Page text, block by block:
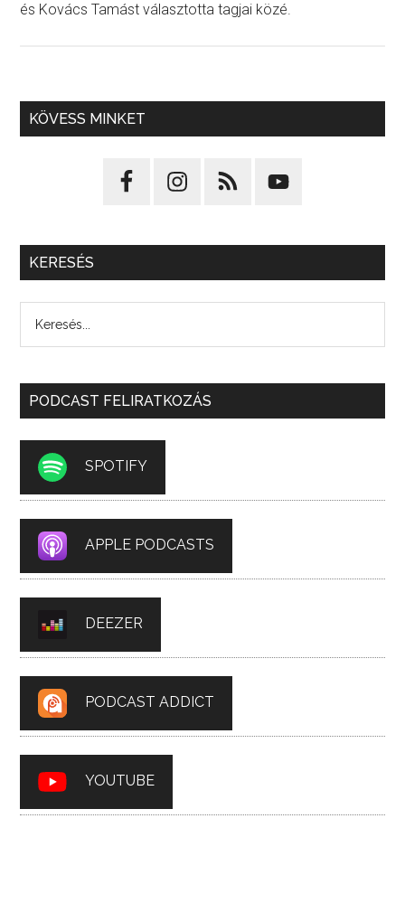
és Kovács Tamást választotta tagjai közé.
KÖVESS MINKET
KERESÉS
PODCAST FELIRATKOZÁS
SPOTIFY
APPLE PODCASTS
DEEZER
PODCAST ADDICT
YOUTUBE